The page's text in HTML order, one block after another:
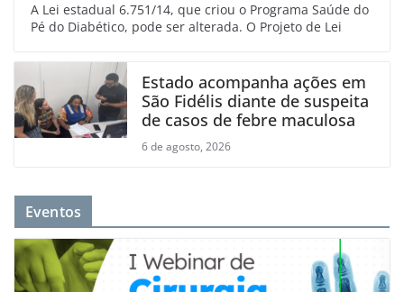
A Lei estadual 6.751/14, que criou o Programa Saúde do
Pé do Diabético, pode ser alterada. O Projeto de Lei
Estado acompanha ações em
São Fidélis diante de suspeita
de casos de febre maculosa
6 de agosto, 2026
Eventos